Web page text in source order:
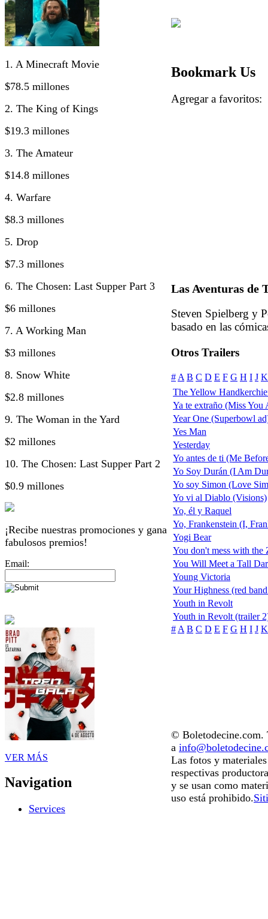
1. A Minecraft Movie
$78.5 millones
2. The King of Kings
$19.3 millones
3. The Amateur
$14.8 millones
4. Warfare
$8.3 millones
5. Drop
$7.3 millones
6. The Chosen: Last Supper Part 3
$6 millones
7. A Working Man
$3 millones
8. Snow White
$2.8 millones
9. The Woman in the Yard
$2 millones
10. The Chosen: Last Supper Part 2
$0.9 millones
¡Recibe nuestras promociones y gana
fabulosos premios!
Email:
VER MÁS
Navigation
Services
Bookmark Us
Agregar a
Las Aventuras
Steven Spielberg y
basado en las
Otros Trailers
# A B C D E F G H I J K
The Yellow
Ya te extraño (Miss You
Year One (Superbowl
Yes Man
Yesterday
Yo antes de ti (Me
Yo Soy Durán (I Am
Yo soy Simon (Love
Yo vi al Diablo (Visions)
Yo, él y Raquel
Yo, Frankenstein (I,
Yogi Bear
You don't mess with the
You Will Meet a Tall
Young Victoria
Your Highness (red
Youth in Revolt
Youth in Revolt (trailer
# A B C D E F G H I J K
© Boletodecine.com.
a
Las fotos y
respectivas
y se usan como
uso está prohibido.